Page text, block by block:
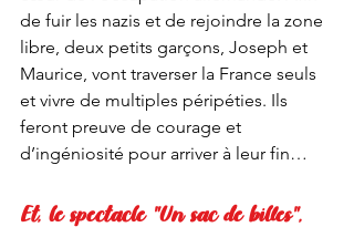
de fuir les nazis et de rejoindre la zone
libre, deux petits garçons, Joseph et
Maurice, vont traverser la France seuls
et vivre de multiples péripéties. Ils
feront preuve de courage et
d’ingéniosité pour arriver à leur fin…
Et, le spectacle "Un sac de billes",